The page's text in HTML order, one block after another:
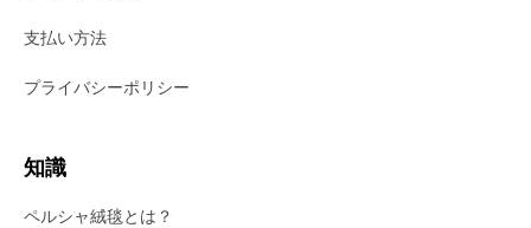
支払い方法
プライバシーポリシー
知識
ペルシャ絨毯とは？